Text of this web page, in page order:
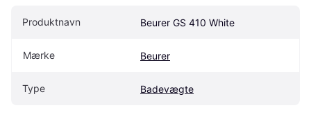
Produktnavn Beurer GS 410 White
Mærke Beurer
Type Badevægte